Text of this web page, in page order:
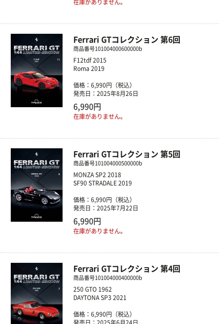
在庫がありません。
Ferrari GTコレクション 第6回
商品番号101004000600000b
F12tdf 2015
Roma 2019
価格：6,990円（税込）
発売日：2025年8月26日
6,990円
在庫がありません。
Ferrari GTコレクション 第5回
商品番号101004000500000b
MONZA SP2 2018
SF90 STRADALE 2019
価格：6,990円（税込）
発売日：2025年7月22日
6,990円
在庫がありません。
Ferrari GTコレクション 第4回
商品番号101004000400000b
250 GTO 1962
DAYTONA SP3 2021
価格：6,990円（税込）
発売日：2025年6月24日